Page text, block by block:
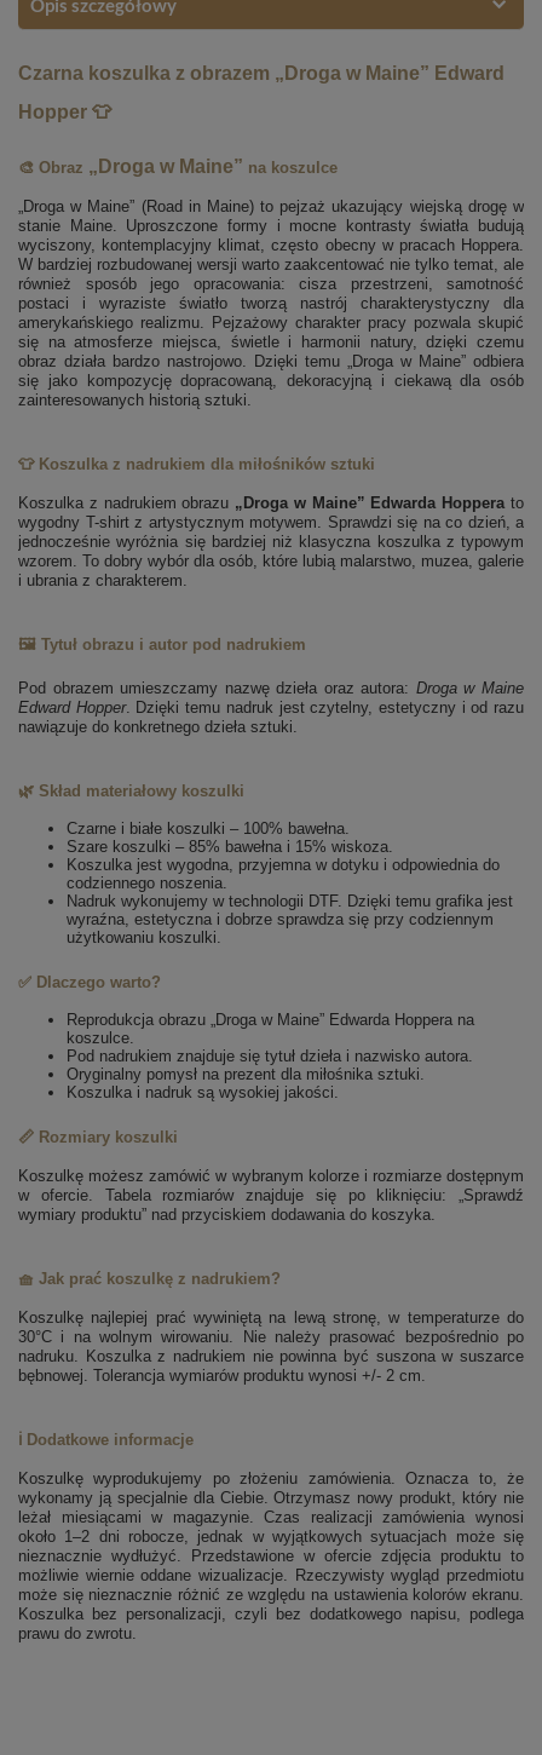
Opis szczegółowy
Czarna koszulka z obrazem „Droga w Maine” Edward
Hopper 👕
🎨 Obraz „Droga w Maine” na koszulce
„Droga w Maine” (Road in Maine) to pejzaż ukazujący wiejską drogę w
stanie Maine. Uproszczone formy i mocne kontrasty światła budują
wyciszony, kontemplacyjny klimat, często obecny w pracach Hoppera.
W bardziej rozbudowanej wersji warto zaakcentować nie tylko temat, ale
również sposób jego opracowania: cisza przestrzeni, samotność
postaci i wyraziste światło tworzą nastrój charakterystyczny dla
amerykańskiego realizmu. Pejzażowy charakter pracy pozwala skupić
się na atmosferze miejsca, świetle i harmonii natury, dzięki czemu
obraz działa bardzo nastrojowo. Dzięki temu „Droga w Maine” odbiera
się jako kompozycję dopracowaną, dekoracyjną i ciekawą dla osób
zainteresowanych historią sztuki.
👕 Koszulka z nadrukiem dla miłośników sztuki
Koszulka z nadrukiem obrazu „Droga w Maine” Edwarda Hopperato
wygodny T-shirt z artystycznym motywem. Sprawdzi się na co dzień, a
jednocześnie wyróżnia się bardziej niż klasyczna koszulka z typowym
wzorem. To dobry wybór dla osób, które lubią malarstwo, muzea, galerie
i ubrania z charakterem.
🖼️ Tytuł obrazu i autor pod nadrukiem
Pod obrazem umieszczamy nazwę dzieła oraz autora: Droga w Maine
Edward Hopper. Dzięki temu nadruk jest czytelny, estetyczny i od razu
nawiązuje do konkretnego dzieła sztuki.
🌿 Skład materiałowy koszulki
Czarne i białe koszulki – 100% bawełna.
Szare koszulki – 85% bawełna i 15% wiskoza.
Koszulka jest wygodna, przyjemna w dotyku i odpowiednia do
codziennego noszenia.
Nadruk wykonujemy w technologii DTF. Dzięki temu grafika jest
wyraźna, estetyczna i dobrze sprawdza się przy codziennym
użytkowaniu koszulki.
✅ Dlaczego warto?
Reprodukcja obrazu „Droga w Maine” Edwarda Hoppera na
koszulce.
Pod nadrukiem znajduje się tytuł dzieła i nazwisko autora.
Oryginalny pomysł na prezent dla miłośnika sztuki.
Koszulka i nadruk są wysokiej jakości.
📏 Rozmiary koszulki
Koszulkę możesz zamówić w wybranym kolorze i rozmiarze dostępnym
w ofercie. Tabela rozmiarów znajduje się po kliknięciu: „Sprawdź
wymiary produktu” nad przyciskiem dodawania do koszyka.
🧺 Jak prać koszulkę z nadrukiem?
Koszulkę najlepiej prać wywiniętą na lewą stronę, w temperaturze do
30°C i na wolnym wirowaniu. Nie należy prasować bezpośrednio po
nadruku. Koszulka z nadrukiem nie powinna być suszona w suszarce
bębnowej. Tolerancja wymiarów produktu wynosi +/- 2 cm.
ℹ️ Dodatkowe informacje
Koszulkę wyprodukujemy po złożeniu zamówienia. Oznacza to, że
wykonamy ją specjalnie dla Ciebie. Otrzymasz nowy produkt, który nie
leżał miesiącami w magazynie. Czas realizacji zamówienia wynosi
około 1–2 dni robocze, jednak w wyjątkowych sytuacjach może się
nieznacznie wydłużyć. Przedstawione w ofercie zdjęcia produktu to
możliwie wiernie oddane wizualizacje. Rzeczywisty wygląd przedmiotu
może się nieznacznie różnić ze względu na ustawienia kolorów ekranu.
Koszulka bez personalizacji, czyli bez dodatkowego napisu, podlega
prawu do zwrotu.